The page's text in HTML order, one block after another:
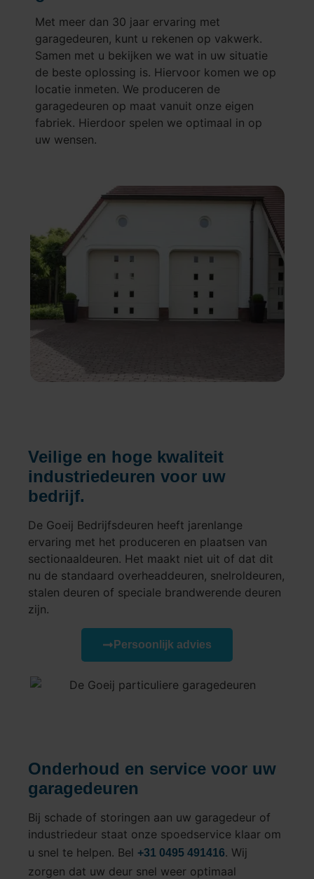
Met meer dan 30 jaar ervaring met
garagedeuren, kunt u rekenen op vakwerk.
Samen met u bekijken we wat in uw situatie
de beste oplossing is. Hiervoor komen we op
locatie inmeten. We produceren de
garagedeuren op maat vanuit onze eigen
fabriek. Hierdoor spelen we optimaal in op
uw wensen.
Veilige en hoge kwaliteit
industriedeuren voor uw
bedrijf.
De Goeij Bedrijfsdeuren heeft jarenlange
ervaring met het produceren en plaatsen van
sectionaaldeuren. Het maakt niet uit of dat dit
nu de standaard overheaddeuren, snelroldeuren,
stalen deuren of speciale brandwerende deuren
zijn.
Persoonlijk advies
Onderhoud en service voor uw
garagedeuren
Bij schade of storingen aan uw garagedeur of
industriedeur staat onze spoedservice klaar om
u snel te helpen. Bel +31 0495 491416. Wij
zorgen dat uw deur snel weer optimaal